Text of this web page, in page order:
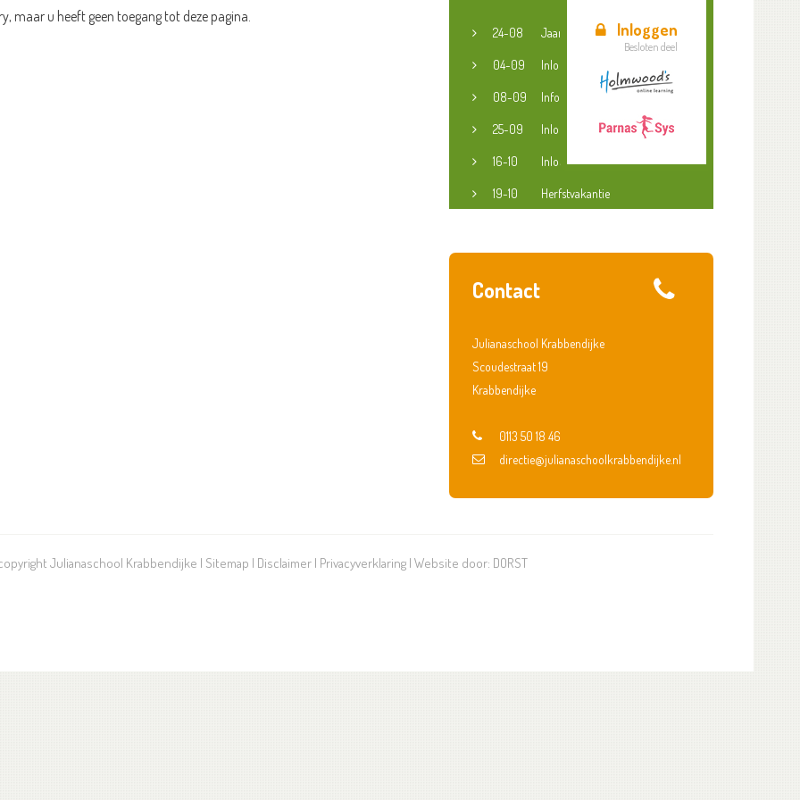
Inloggen
Besloten deel
maar u heeft geen toegang tot deze pagina.
24-08 Jaaropening
04-09 Inloopspreekuur jeugdconsulent
08-09 Informatieavond groep 3-8
25-09 Inloopspreekuur jeugdconsulent
16-10 Inloopspreekuur jeugdconsulent
19-10 Herfstvakantie
Contact
Julianaschool Krabbendijke
Scoudestraat 19
Krabbendijke
0113 50 18 46
directie@julianaschoolkrabbendijke.nl
Julianaschool Krabbendijke | Sitemap | Disclaimer | Privacyverklaring | Website door: DORST